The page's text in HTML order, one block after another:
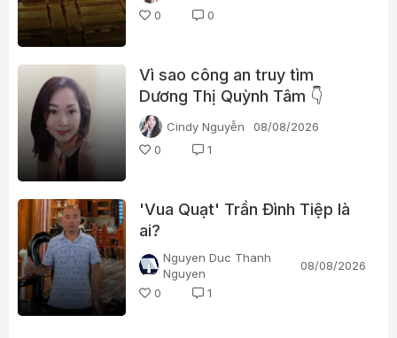
0
0
Vì sao công an truy tìm
Dương Thị Quỳnh Tâm 👇
Cindy Nguyễn
08/08/2026
0
1
'Vua Quạt' Trần Đình Tiệp là
ai?
Nguyen Duc Thanh
Nguyen
08/08/2026
0
1